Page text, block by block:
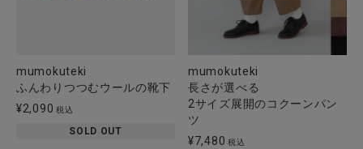
mumokuteki
ふんわりつつむウールの靴下
¥2,090 税込
SOLD OUT
mumokuteki
長さが選べる
2サイズ展開のコクーンパン
ツ
¥7,480 税込